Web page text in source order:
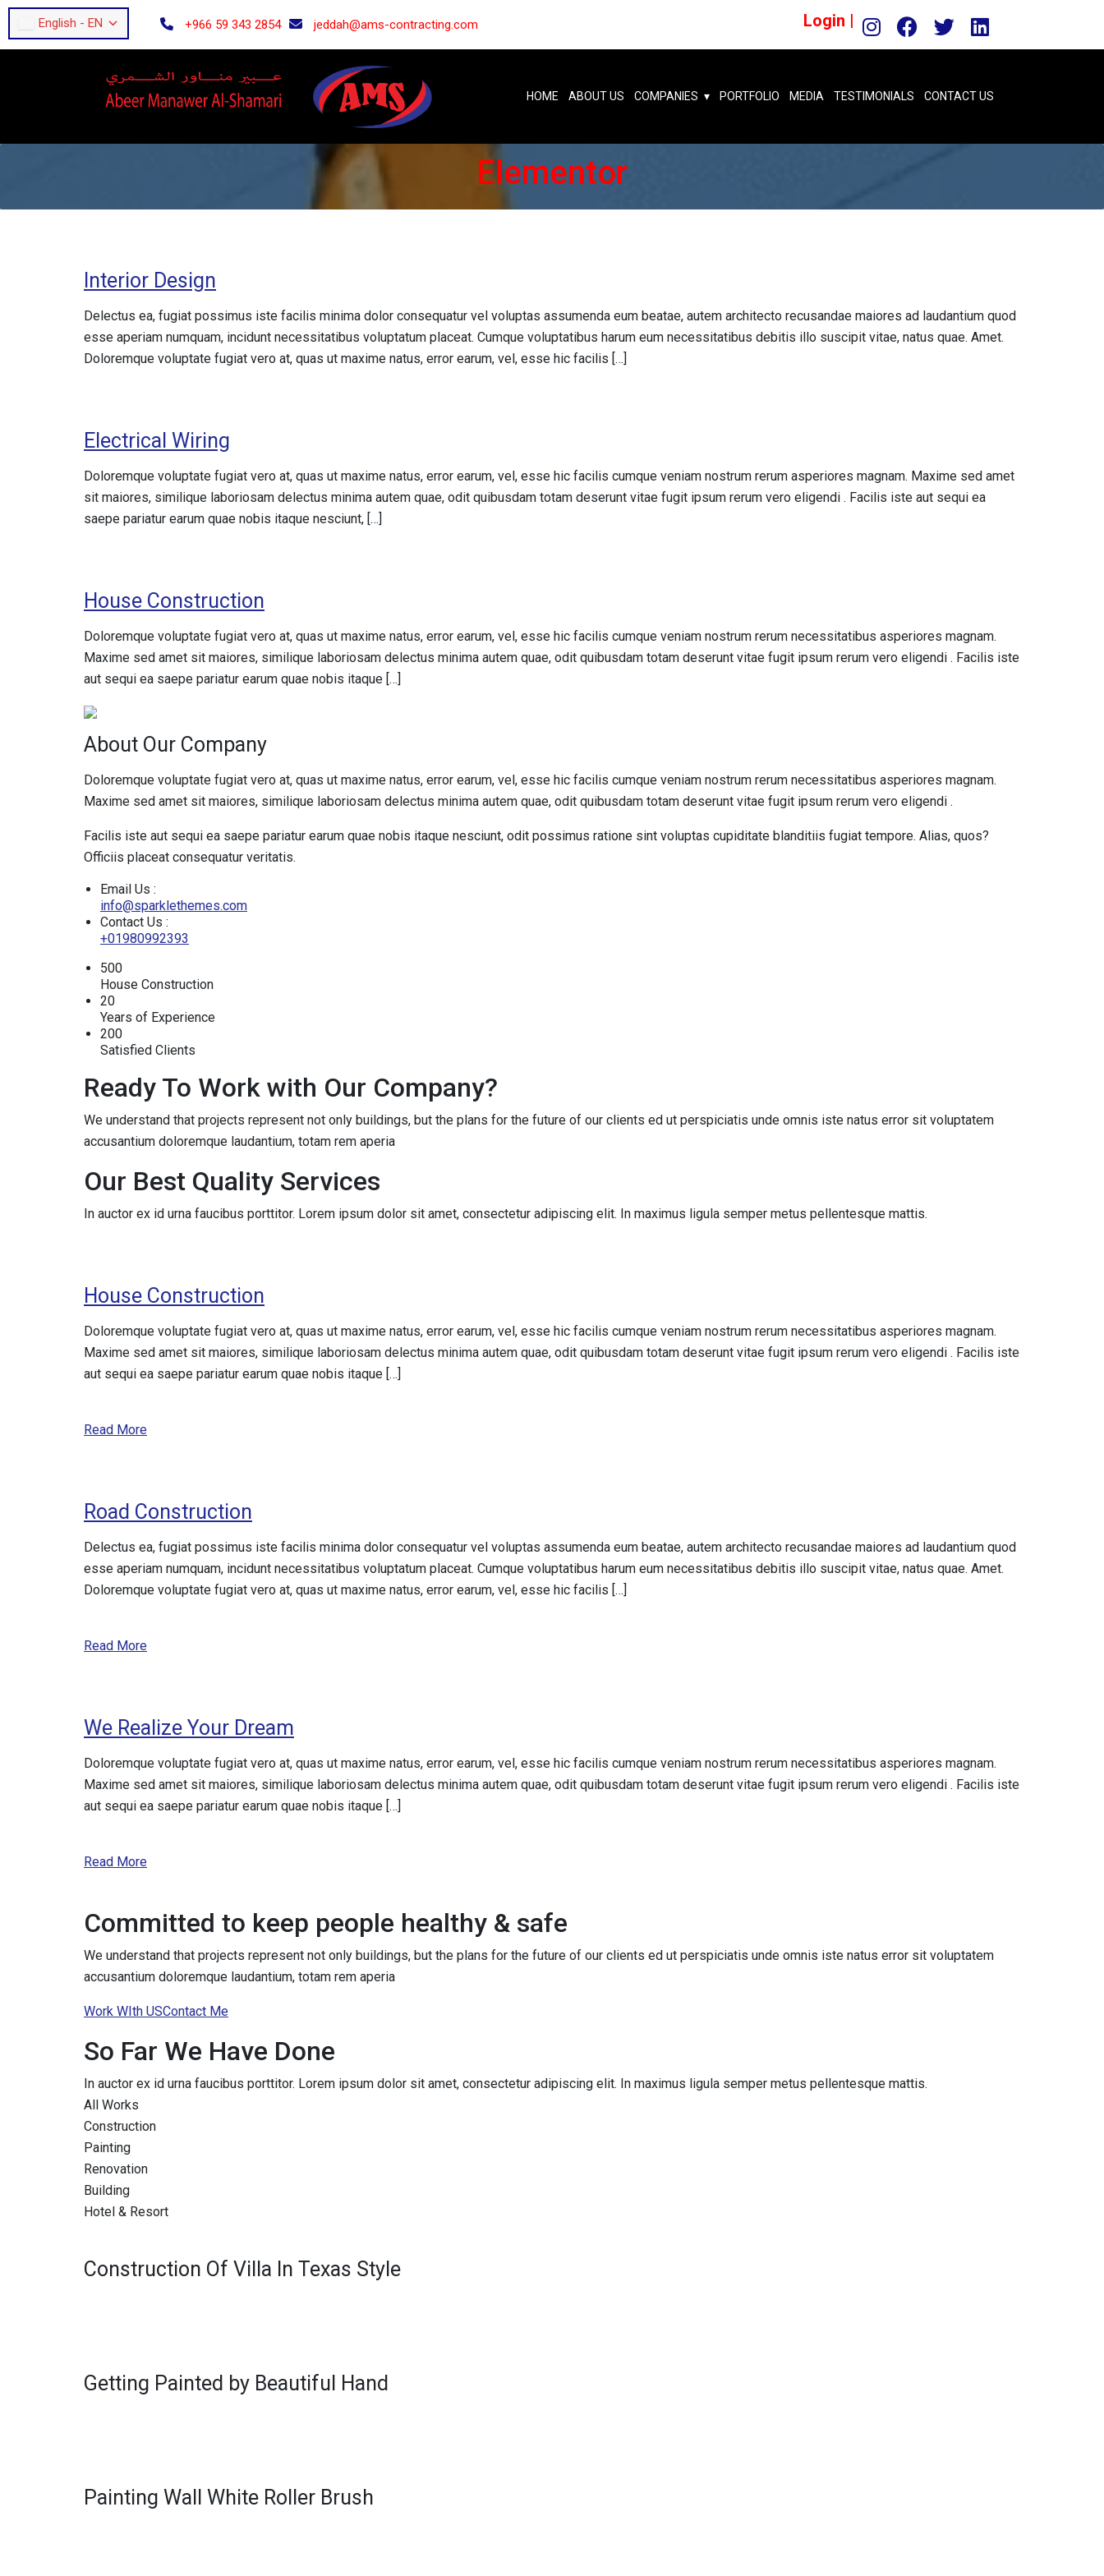
+966 59 343 2854 jeddah@ams-contracting.com Login |
HOME ABOUT US COMPANIES PORTFOLIO MEDIA TESTIMONIALS CONTACT US
Skip
Elementor
Interior Design
Delectus ea, fugiat possimus iste facilis minima dolor consequatur vel voluptas assumenda eum beatae, autem architecto recusandae maiores ad laudantium quod
esse aperiam numquam, incidunt necessitatibus voluptatum placeat. Cumque voluptatibus harum eum necessitatibus debitis illo suscipit vitae, natus quae. Amet.
Doloremque voluptate fugiat vero at, quas ut maxime natus, error earum, vel, esse hic facilis […]
Electrical Wiring
Doloremque voluptate fugiat vero at, quas ut maxime natus, error earum, vel, esse hic facilis cumque veniam nostrum rerum asperiores magnam. Maxime sed amet
sit maiores, similique laboriosam delectus minima autem quae, odit quibusdam totam deserunt vitae fugit ipsum rerum vero eligendi . Facilis iste aut sequi ea
saepe pariatur earum quae nobis itaque nesciunt, […]
House Construction
Doloremque voluptate fugiat vero at, quas ut maxime natus, error earum, vel, esse hic facilis cumque veniam nostrum rerum necessitatibus asperiores magnam.
Maxime sed amet sit maiores, similique laboriosam delectus minima autem quae, odit quibusdam totam deserunt vitae fugit ipsum rerum vero eligendi . Facilis iste
aut sequi ea saepe pariatur earum quae nobis itaque […]
About Our Company
Doloremque voluptate fugiat vero at, quas ut maxime natus, error earum, vel, esse hic facilis cumque veniam nostrum rerum necessitatibus asperiores magnam.
Maxime sed amet sit maiores, similique laboriosam delectus minima autem quae, odit quibusdam totam deserunt vitae fugit ipsum rerum vero eligendi .
Facilis iste aut sequi ea saepe pariatur earum quae nobis itaque nesciunt, odit possimus ratione sint voluptas cupiditate blanditiis fugiat tempore. Alias, quos?
Officiis placeat consequatur veritatis.
Email Us :
info@sparklethemes.com
Contact Us :
+01980992393
500
House Construction
20
Years of Experience
200
Satisfied Clients
Ready To Work with Our Company?
We understand that projects represent not only buildings, but the plans for the future of our clients ed ut perspiciatis unde omnis iste natus error sit voluptatem
accusantium doloremque laudantium, totam rem aperia
Our Best Quality Services
In auctor ex id urna faucibus porttitor. Lorem ipsum dolor sit amet, consectetur adipiscing elit. In maximus ligula semper metus pellentesque mattis.
House Construction
Doloremque voluptate fugiat vero at, quas ut maxime natus, error earum, vel, esse hic facilis cumque veniam nostrum rerum necessitatibus asperiores magnam.
Maxime sed amet sit maiores, similique laboriosam delectus minima autem quae, odit quibusdam totam deserunt vitae fugit ipsum rerum vero eligendi . Facilis iste
aut sequi ea saepe pariatur earum quae nobis itaque […]
Read More
Road Construction
Delectus ea, fugiat possimus iste facilis minima dolor consequatur vel voluptas assumenda eum beatae, autem architecto recusandae maiores ad laudantium quod
esse aperiam numquam, incidunt necessitatibus voluptatum placeat. Cumque voluptatibus harum eum necessitatibus debitis illo suscipit vitae, natus quae. Amet.
Doloremque voluptate fugiat vero at, quas ut maxime natus, error earum, vel, esse hic facilis […]
Read More
We Realize Your Dream
Doloremque voluptate fugiat vero at, quas ut maxime natus, error earum, vel, esse hic facilis cumque veniam nostrum rerum necessitatibus asperiores magnam.
Maxime sed amet sit maiores, similique laboriosam delectus minima autem quae, odit quibusdam totam deserunt vitae fugit ipsum rerum vero eligendi . Facilis iste
aut sequi ea saepe pariatur earum quae nobis itaque […]
Read More
Committed to keep people healthy & safe
We understand that projects represent not only buildings, but the plans for the future of our clients ed ut perspiciatis unde omnis iste natus error sit voluptatem
accusantium doloremque laudantium, totam rem aperia
Work WIth USContact Me
So Far We Have Done
In auctor ex id urna faucibus porttitor. Lorem ipsum dolor sit amet, consectetur adipiscing elit. In maximus ligula semper metus pellentesque mattis.
All Works
Construction
Painting
Renovation
Building
Hotel & Resort
Construction Of Villa In Texas Style
Getting Painted by Beautiful Hand
Painting Wall White Roller Brush
English - EN